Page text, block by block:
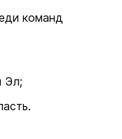
команд
Эл;